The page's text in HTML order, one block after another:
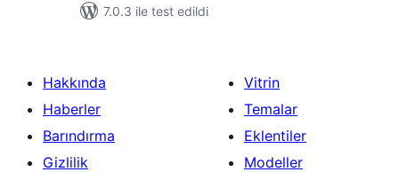
7.0.3 ile test edildi
Hakkında
Haberler
Barındırma
Gizlilik
Vitrin
Temalar
Eklentiler
Modeller